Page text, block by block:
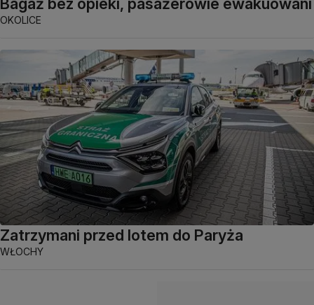
OKOLICE
Zatrzymani przed lotem do Paryża
WŁOCHY